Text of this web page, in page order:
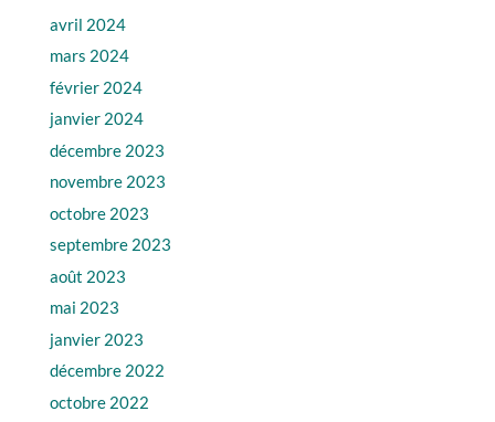
avril 2024
mars 2024
février 2024
janvier 2024
décembre 2023
novembre 2023
octobre 2023
septembre 2023
août 2023
mai 2023
janvier 2023
décembre 2022
octobre 2022